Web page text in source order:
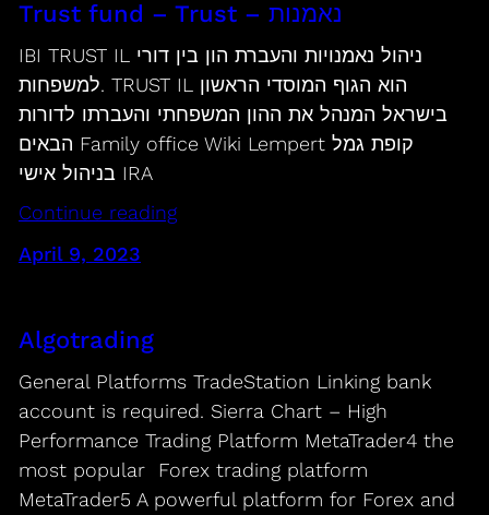
Trust fund – Trust – נאמנות
IBI TRUST IL ניהול נאמנויות והעברת הון בין דורי
למשפחות. TRUST IL הוא הגוף המוסדי הראשון
בישראל המנהל את ההון המשפחתי והעברתו לדורות
הבאים Family office Wiki Lempert קופת גמל
בניהול אישי IRA
Continue reading
April 9, 2023
Algotrading
General Platforms TradeStation Linking bank
account is required. Sierra Chart – High
Performance Trading Platform MetaTrader4 the
most popular Forex trading platform
MetaTrader5 A powerful platform for Forex and